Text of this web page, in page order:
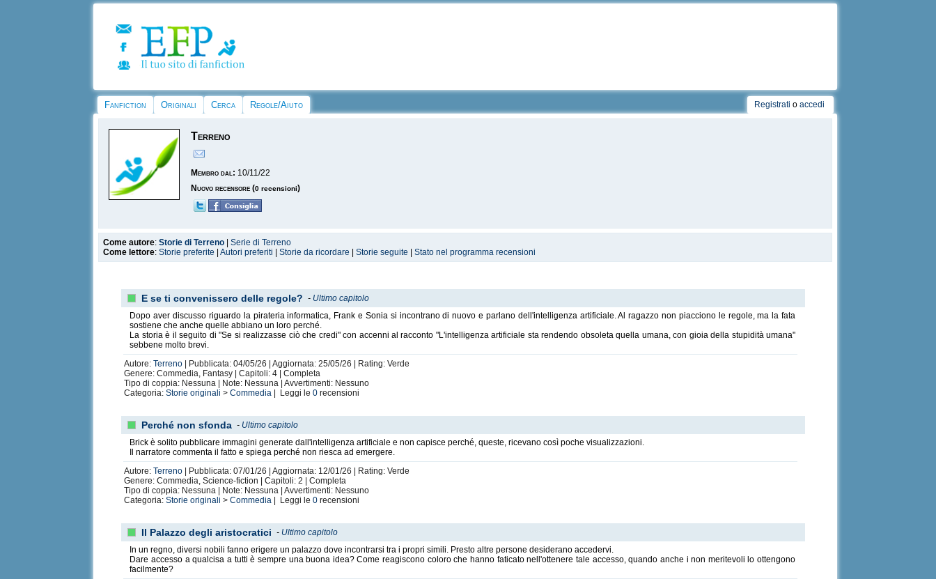
Fanfiction Originali Cerca Regole/Aiuto Registrati o accedi
Terreno
Membro dal: 10/11/22
Nuovo recensore (0 recensioni)
Come autore:Storie di Terreno |Serie di Terreno
Come lettore:Storie preferite |Autori preferiti |Storie da ricordare |Storie seguite |Stato nel programma recensioni
E se ti convenissero delle regole? - Ultimo capitolo
Dopo aver discusso riguardo la pirateria informatica, Frank e Sonia si incontrano di nuovo e parlano dell'intelligenza artificiale. Al ragazzo non piacciono le regole, ma la fata
sostiene che anche quelle abbiano un loro perché.
La storia è il seguito di "Se si realizzasse ciò che credi" con accenni al racconto "L'intelligenza artificiale sta rendendo obsoleta quella umana, con gioia della stupidità umana"
sebbene molto brevi.
Autore:Terreno | Pubblicata: 04/05/26 | Aggiornata: 25/05/26 | Rating: Verde
Genere: Commedia, Fantasy | Capitoli: 4 | Completa
Tipo di coppia: Nessuna | Note: Nessuna | Avvertimenti: Nessuno
Categoria:Storie originali >Commedia | Leggi le0 recensioni
Perché non sfonda - Ultimo capitolo
Brick è solito pubblicare immagini generate dall'intelligenza artificiale e non capisce perché, queste, ricevano così poche visualizzazioni.
Il narratore commenta il fatto e spiega perché non riesca ad emergere.
Autore:Terreno | Pubblicata: 07/01/26 | Aggiornata: 12/01/26 | Rating: Verde
Genere: Commedia, Science-fiction | Capitoli: 2 | Completa
Tipo di coppia: Nessuna | Note: Nessuna | Avvertimenti: Nessuno
Categoria:Storie originali >Commedia | Leggi le0 recensioni
Il Palazzo degli aristocratici - Ultimo capitolo
In un regno, diversi nobili fanno erigere un palazzo dove incontrarsi tra i propri simili. Presto altre persone desiderano accedervi.
Dare accesso a qualcisa a tutti è sempre una buona idea? Come reagiscono coloro che hanno faticato nell'ottenere tale accesso, quando anche i non meritevoli lo ottengono
facilmente?